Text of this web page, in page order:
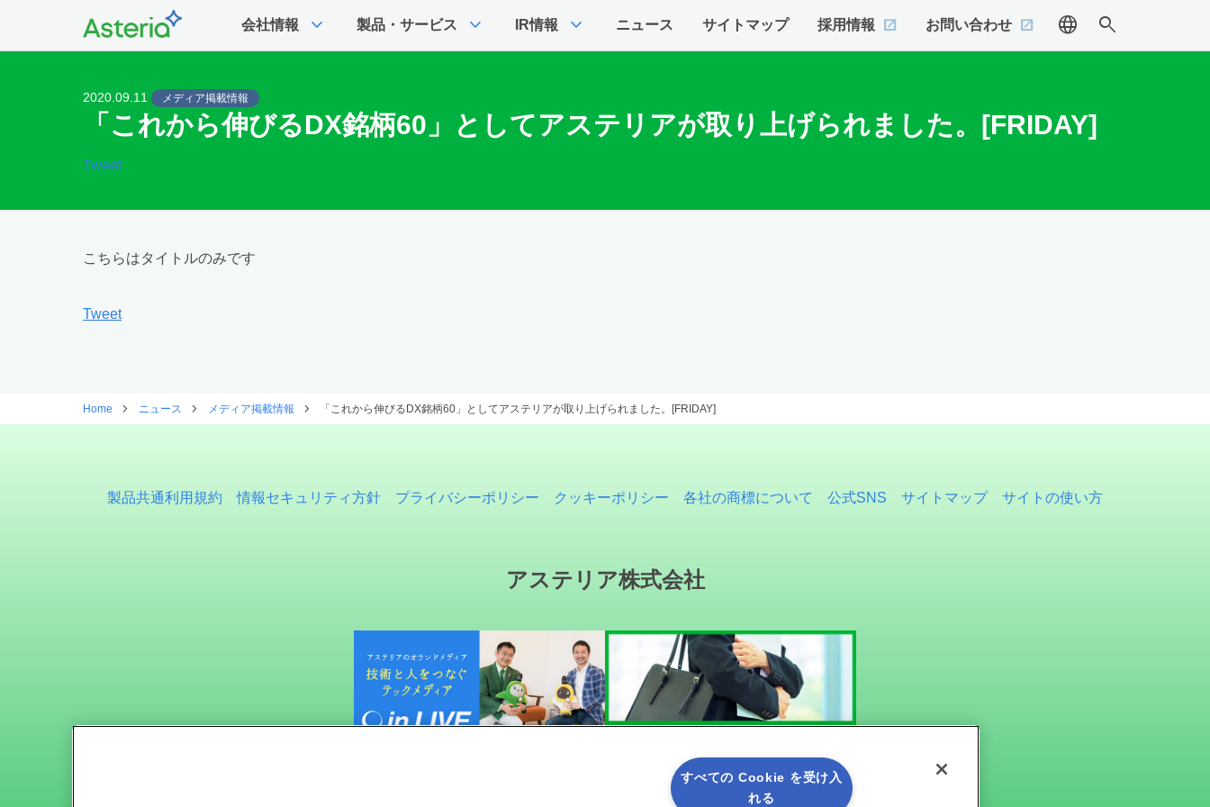
会社情報 expand_more 製品・サービス expand_more IR情報 expand_more ニュース サイトマップ 採用情報 お問い合わせ language search
2020.09.11 メディア掲載情報
「これから伸びるDX銘柄60」としてアステリアが取り上げられました。[FRIDAY]
Tweet
こちらはタイトルのみです
Tweet
Home ニュース メディア掲載情報 「これから伸びるDX銘柄60」としてアステリアが取り上げられました。[FRIDAY]
製品共通利用規約 情報セキュリティ方針 プライバシーポリシー クッキーポリシー 各社の商標について 公式SNS サイトマップ サイトの使い方
アステリア株式会社
すべての Cookie を受け入
れる